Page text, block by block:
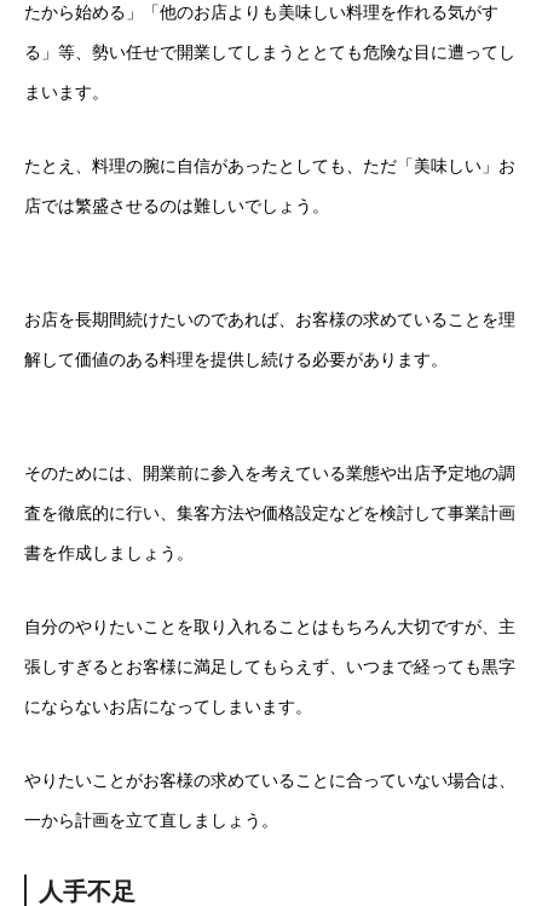
たから始める」「他のお店よりも美味しい料理を作れる気がす
る」等、勢い任せで開業してしまうととても危険な目に遭ってし
まいます。
たとえ、料理の腕に自信があったとしても、ただ「美味しい」お
店では繁盛させるのは難しいでしょう。
お店を長期間続けたいのであれば、お客様の求めていることを理
解して価値のある料理を提供し続ける必要があります。
そのためには、開業前に参入を考えている業態や出店予定地の調
査を徹底的に行い、集客方法や価格設定などを検討して事業計画
書を作成しましょう。
自分のやりたいことを取り入れることはもちろん大切ですが、主
張しすぎるとお客様に満足してもらえず、いつまで経っても黒字
にならないお店になってしまいます。
やりたいことがお客様の求めていることに合っていない場合は、
一から計画を立て直しましょう。
人手不足